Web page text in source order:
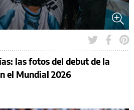
las fotos del debut de la
el Mundial 2026